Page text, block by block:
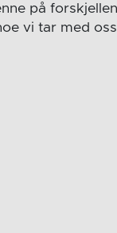
på forskjellen
vi tar med oss